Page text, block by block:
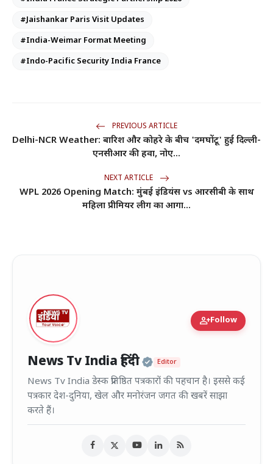
#Jaishankar Paris Visit Updates
#India-Weimar Format Meeting
#Indo-Pacific Security India France
PREVIOUS ARTICLE
Delhi-NCR Weather: बारिश और कोहरे के बीच 'दमघोंटू' हुई दिल्ली-
एनसीआर की हवा, नोए...
NEXT ARTICLE
WPL 2026 Opening Match: मुंबई इंडियंस vs आरसीबी के साथ
महिला प्रीमियर लीग का आगा...
person_addFollow
News Tv India हिंदी Official | Verified
Editor
News Tv India डेस्क प्रतिष्ठित पत्रकारों की पहचान है। इससे कई
पत्रकार देश-दुनिया, खेल और मनोरंजन जगत की खबरें साझा
करते हैं।